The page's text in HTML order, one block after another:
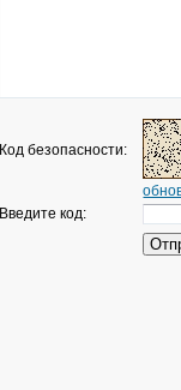
Код безопасности:
Введите код: